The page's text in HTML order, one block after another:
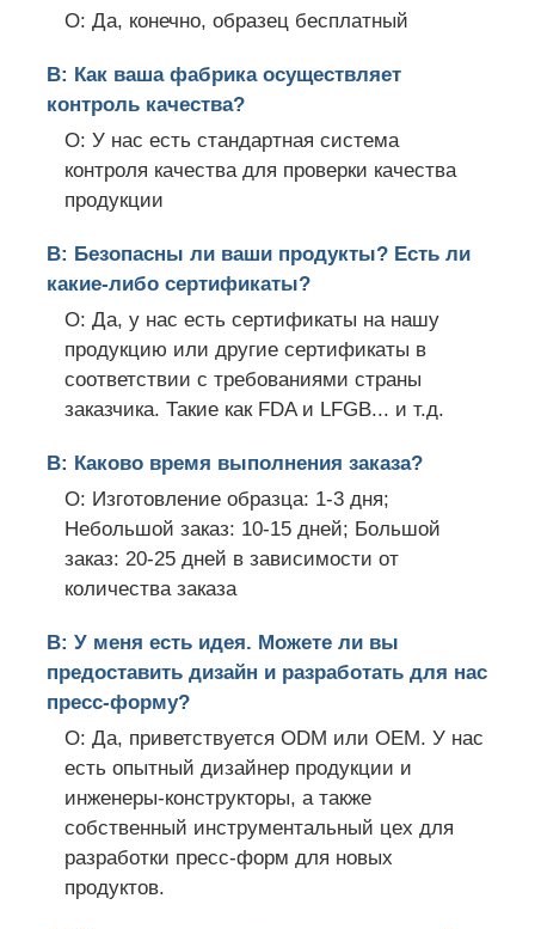
О: Да, конечно, образец бесплатный
В: Как ваша фабрика осуществляет
контроль качества?
О: У нас есть стандартная система
контроля качества для проверки качества
продукции
В: Безопасны ли ваши продукты? Есть ли
какие-либо сертификаты?
О: Да, у нас есть сертификаты на нашу
продукцию или другие сертификаты в
соответствии с требованиями страны
заказчика. Такие как FDA и LFGB... и т.д.
В: Каково время выполнения заказа?
О: Изготовление образца: 1-3 дня;
Небольшой заказ: 10-15 дней; Большой
заказ: 20-25 дней в зависимости от
количества заказа
В: У меня есть идея. Можете ли вы
предоставить дизайн и разработать для нас
пресс-форму?
О: Да, приветствуется ODM или OEM. У нас
есть опытный дизайнер продукции и
инженеры-конструкторы, а также
собственный инструментальный цех для
разработки пресс-форм для новых
продуктов.